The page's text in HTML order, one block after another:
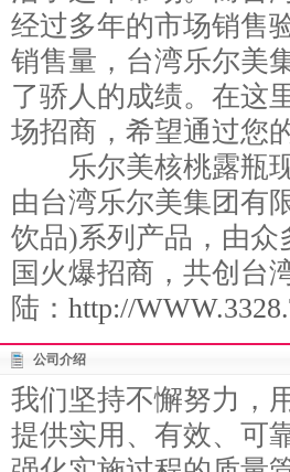
经过多年的市场销售
销售量，台湾乐尔美
了骄人的成绩。在这
场招商，希望通过您
乐尔美核桃露瓶现
由台湾乐尔美集团有
饮品)系列产品，由
国火爆招商，共创台
陆： http://
公司介绍
我们坚持不懈努力，
提供实用、有效、可